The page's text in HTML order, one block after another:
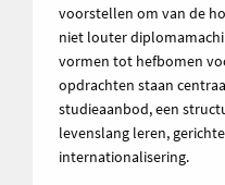
voorstellen om van de
niet louter
vormen tot hefbomen
opdrachten staan
studieaanbod, een
levenslang leren,
internationalisering.